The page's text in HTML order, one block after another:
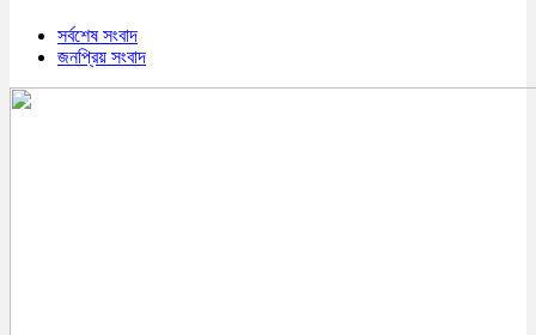
সর্বশেষ সংবাদ
জনপ্রিয় সংবাদ